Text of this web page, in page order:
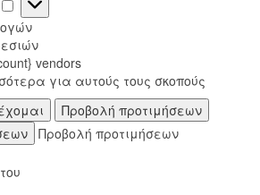
Εμπορικής
Προώθησης
vendors
για αυτούς τους σκοπούς
Προβολή προτιμήσεων
Προβολή προτιμήσεων